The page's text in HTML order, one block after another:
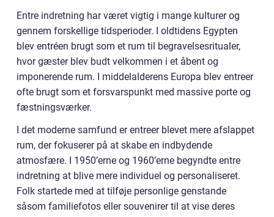
Entre indretning har været vigtig i mange kulturer og
gennem forskellige tidsperioder. I oldtidens Egypten
blev entréen brugt som et rum til begravelsesritualer,
hvor gæster blev budt velkommen i et åbent og
imponerende rum. I middelalderens Europa blev entreer
ofte brugt som et forsvarspunkt med massive porte og
fæstningsværker.
I det moderne samfund er entreer blevet mere afslappet
rum, der fokuserer på at skabe en indbydende
atmosfære. I 1950’erne og 1960’erne begyndte entre
indretning at blive mere individuel og personaliseret.
Folk startede med at tilføje personlige genstande
såsom familiefotos eller souvenirer til at vise deres